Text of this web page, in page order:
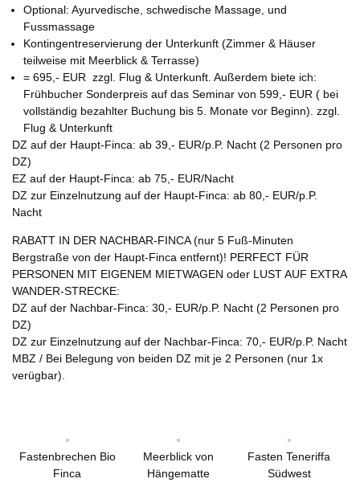
Optional: Ayurvedische, schwedische Massage, und
Fussmassage
Kontingentreservierung der Unterkunft (Zimmer & Häuser
teilweise mit Meerblick & Terrasse)
= 695,- EUR zzgl. Flug & Unterkunft. Außerdem biete ich:
Frühbucher Sonderpreis auf das Seminar von 599,- EUR ( bei
vollständig bezahlter Buchung bis 5. Monate vor Beginn). zzgl.
Flug & Unterkunft
DZ auf der Haupt-Finca: ab 39,- EUR/p.P. Nacht (2 Personen pro
DZ)
EZ auf der Haupt-Finca: ab 75,- EUR/Nacht
DZ zur Einzelnutzung auf der Haupt-Finca: ab 80,- EUR/p.P.
Nacht
RABATT IN DER NACHBAR-FINCA (nur 5 Fuß-Minuten
Bergstraße von der Haupt-Finca entfernt)! PERFECT FÜR
PERSONEN MIT EIGENEM MIETWAGEN oder LUST AUF EXTRA
WANDER-STRECKE:
DZ auf der Nachbar-Finca: 30,- EUR/p.P. Nacht (2 Personen pro
DZ)
DZ zur Einzelnutzung auf der Nachbar-Finca: 70,- EUR/p.P. Nacht
MBZ / Bei Belegung von beiden DZ mit je 2 Personen (nur 1x
verügbar).
Fastenbrechen Bio
Finca
Meerblick von
Hängematte
Fasten Teneriffa
Südwest